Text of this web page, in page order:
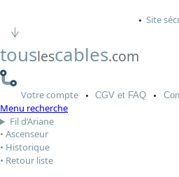
Site
touslescables.com
Votrecompte CGV et FAQ
Menu recherche
Fil d’Ariane
Ascenseur
Historique
Retour liste